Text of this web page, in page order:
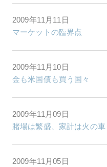
2009年11月11日
マーケットの臨界点
2009年11月10日
金も米国債も買う国々
2009年11月09日
賭場は繁盛、家計は火の車
2009年11月05日